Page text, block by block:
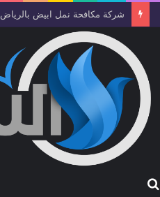
شركة مكافحة نمل ابيض بالرياض